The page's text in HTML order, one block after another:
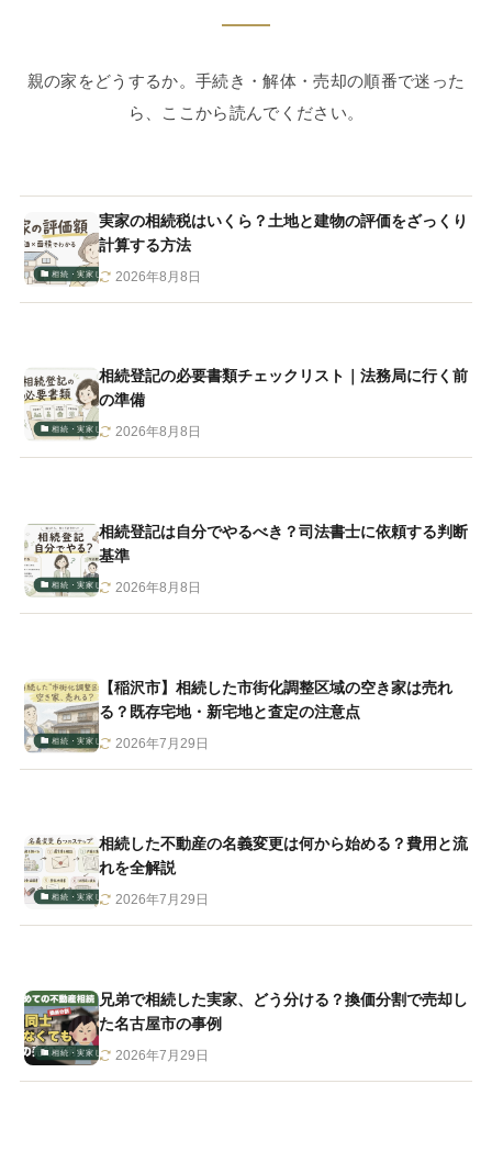
親の家をどうするか。手続き・解体・売却の順番で迷った
ら、ここから読んでください。
相続・実家じまい
実家の相続税はいくら？土地と建物の評価をざっくり
計算する方法
2026年8月8日
相続・実家じまい
相続登記の必要書類チェックリスト｜法務局に行く前
の準備
2026年8月8日
相続・実家じまい
相続登記は自分でやるべき？司法書士に依頼する判断
基準
2026年8月8日
相続・実家じまい
【稲沢市】相続した市街化調整区域の空き家は売れ
る？既存宅地・新宅地と査定の注意点
2026年7月29日
相続・実家じまい
相続した不動産の名義変更は何から始める？費用と流
れを全解説
2026年7月29日
相続・実家じまい
兄弟で相続した実家、どう分ける？換価分割で売却し
た名古屋市の事例
2026年7月29日